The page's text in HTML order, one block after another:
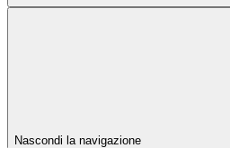
Nascondi la navigazione